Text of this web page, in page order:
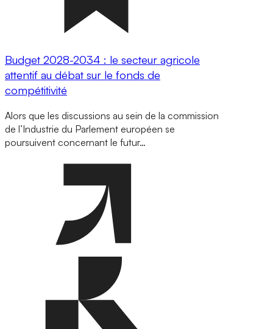
Budget 2028-2034 : le secteur agricole
attentif au débat sur le fonds de
compétitivité
Alors que les discussions au sein de la commission
de l’Industrie du Parlement européen se
poursuivent concernant le futur…